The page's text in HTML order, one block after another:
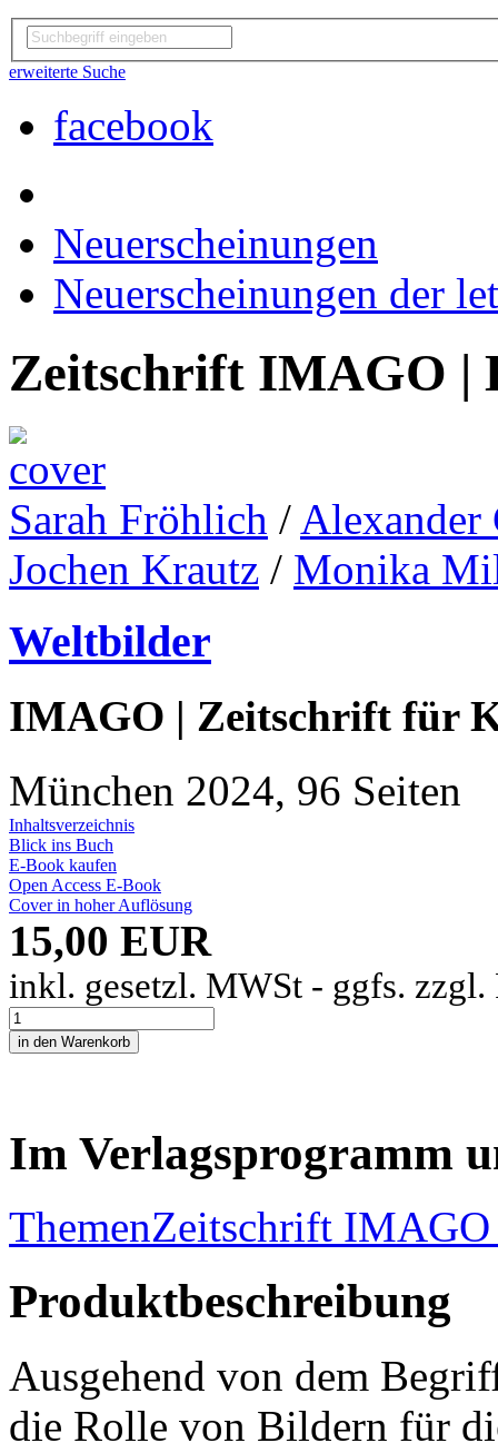
erweiterte Suche
facebook
Neuerscheinungen
Neuerscheinungen der
Zeitschrift IMAGO |
Sarah Fröhlich / Alexander
Jochen Krautz / Monika
Weltbilder
IMAGO | Zeitschrift für
München 2024, 96 Seiten
Inhaltsverzeichnis
Blick ins Buch
E-Book kaufen
Open Access E-Book
Cover in hoher Auflösung
15,00 EUR
inkl. gesetzl. MWSt - ggfs. zzgl.
Im Verlagsprogramm
ThemenZeitschrift IMAGO
Produktbeschreibung
Ausgehend von dem
die Rolle von Bildern für